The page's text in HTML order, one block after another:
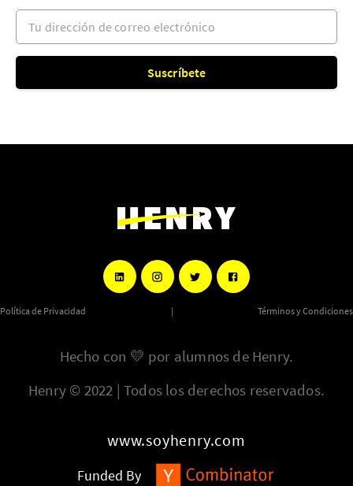
Tu dirección de correo electrónico
Suscríbete
Política de Privacidad | Términos y Condiciones
Hecho con 💛 por alumnos de Henry.
Henry © 2022 | Todos los derechos reservados.
www.soyhenry.com
Funded By